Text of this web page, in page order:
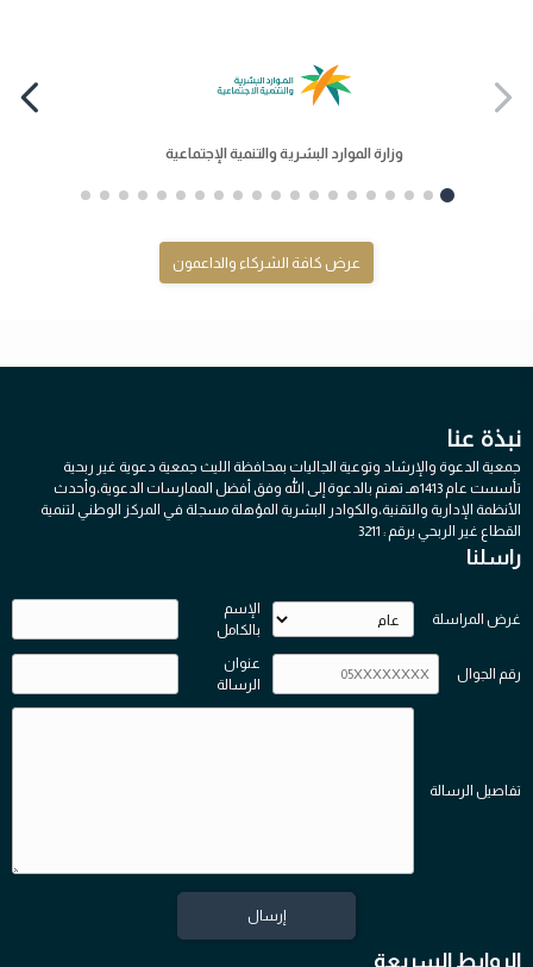
وزارة الموارد البشرية والتنمية الإجتماعية
عرض كافة الشركاء والداعمون
نبذة عنا
جمعية الدعوة والإرشاد وتوعية الجاليات بمحافظة الليث جمعية دعوية غير ربحية
تأسست عام 1413هـ تهتم بالدعوة إلى الله وفق أفضل الممارسات الدعوية،وأحدث
الأنظمة الإدارية والتقنية،والكوادر البشرية المؤهلة مسجلة في المركز الوطني لتنمية
القطاع غير الربحي برقم : 3211
راسلنا
غرض المراسلة
الإسم
بالكامل
رقم الجوال
عنوان
الرسالة
تفاصيل الرسالة
الروابط السريعة